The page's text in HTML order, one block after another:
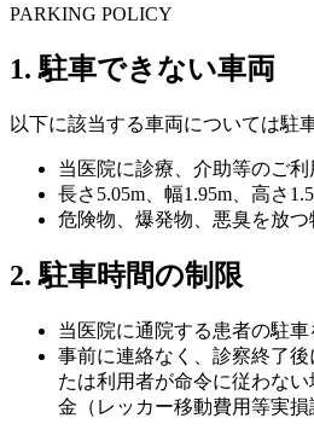
PARKING POLICY
1. 駐車できない車両
以下に該当する車両については駐
当医院に診療、介助等のご
長さ5.05m、幅1.95m、高さ
危険物、爆発物、悪臭を放
2. 駐車時間の制限
当医院に通院する患者の駐
事前に連絡なく、診察終了
たは利用者が命令に従わな
金（レッカー移動費用等実